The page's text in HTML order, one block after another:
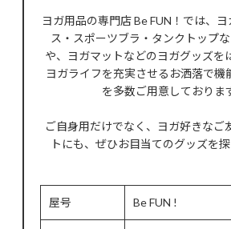
ヨガ用品の専門店 Be FUN！では、
ス・スポーツブラ・タンクトップ
や、ヨガマットなどのヨガグッズを
ヨガライフを充実させるお洒落で機
を多数ご用意しておりま
ご自身用だけでなく、ヨガ好きなご
トにも、ぜひお目当てのグッズを探
屋号 Be FUN !